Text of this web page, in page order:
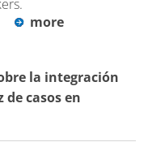
more
la integración
de casos en